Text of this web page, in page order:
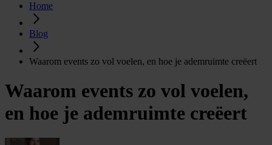
Home
Blog
Waarom events zo vol voelen, en hoe je ademruimte creëert
Waarom events zo vol voelen,
en hoe je ademruimte creëert